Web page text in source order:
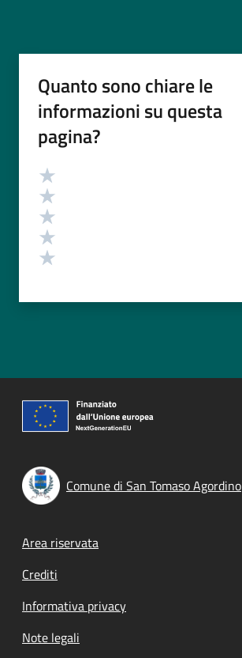
Quanto sono chiare le
informazioni su questa
pagina?
Valutazione
Comune di San Tomaso Agordino
Footer menu
Area riservata
Crediti
Informativa privacy
Note legali